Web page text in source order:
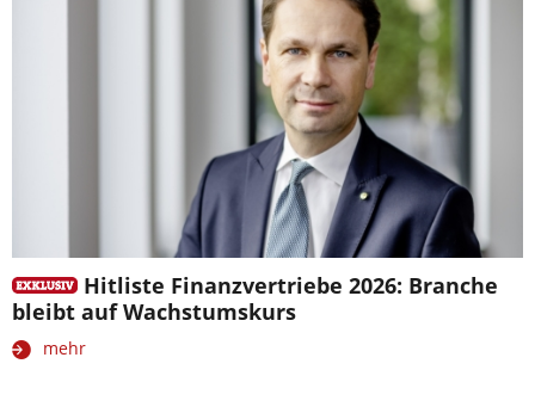
Hitliste Finanzvertriebe 2026: Branche
bleibt auf Wachstumskurs
mehr